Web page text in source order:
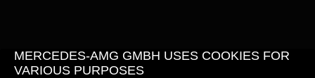
MERCEDES-AMG GMBH USES COOKIES FOR
VARIOUS PURPOSES